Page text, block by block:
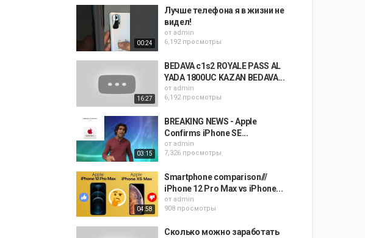
00:24
Лучше телефона я в жизни не
видел!
от admin
6,192 просмотры
16:27
BEDAVA c1s2 ROYALE PASS AL
YADA 1800UC KAZAN BEDAVA...
от admin
6,192 просмотры
03:15
BREAKING NEWS - Apple
Confirms iPhone SE...
от admin
7,326 просмотры
04:58
Smartphone comparison///
iPhone 12 Pro Max vs iPhone...
от admin
908 просмотры
Сколько можно заработать